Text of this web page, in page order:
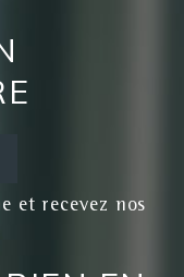
et recevez nos